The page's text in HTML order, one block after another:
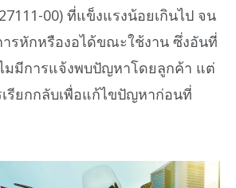
00) ที่แข็งแรงน้อยเกินไป จน
ารหักหรืองอได้ขณะใช้งาน ซึ่งอันที่
มมีการแจ้งพบปัญหาโดยลูกค้า แต่
รียกกลับเพื่อแก้ไขปัญหาก่อนที่